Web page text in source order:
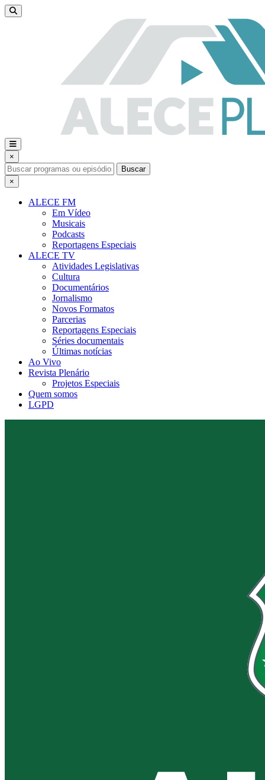
×
Buscar
×
ALECE FM
Em Vídeo
Musicais
Podcasts
Reportagens Especiais
ALECE TV
Atividades Legislativas
Cultura
Documentários
Jornalismo
Novos Formatos
Parcerias
Reportagens Especiais
Séries documentais
Últimas notícias
Ao Vivo
Revista Plenário
Projetos Especiais
Quem somos
LGPD